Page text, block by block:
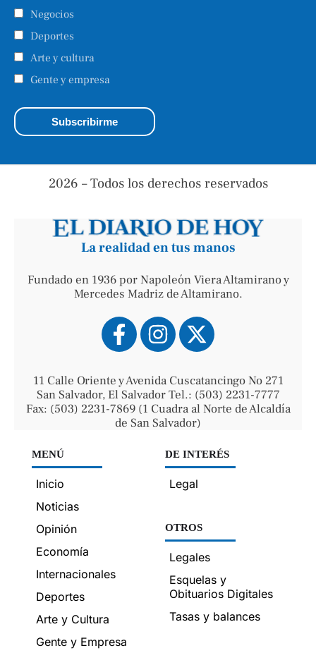
Negocios
Deportes
Arte y cultura
Gente y empresa
2026 – Todos los derechos reservados
La realidad en tus manos
Fundado en 1936 por Napoleón Viera Altamirano y
Mercedes Madriz de Altamirano.
11 Calle Oriente y Avenida Cuscatancingo No 271
San Salvador, El Salvador Tel.: (503) 2231-7777
Fax: (503) 2231-7869 (1 Cuadra al Norte de Alcaldía
de San Salvador)
MENÚ
Inicio
Noticias
Opinión
Economía
Internacionales
Deportes
Arte y Cultura
Gente y Empresa
DE INTERÉS
Legal
OTROS
Legales
Esquelas y
Obituarios Digitales
Tasas y balances